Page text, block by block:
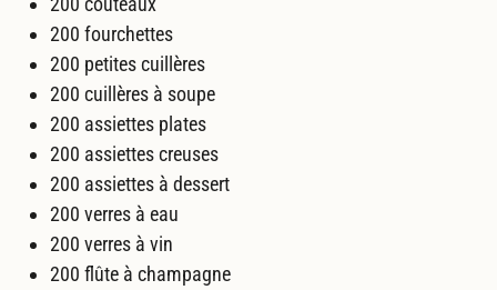
200 fourchettes
200 petites cuillères
200 cuillères à soupe
200 assiettes plates
200 assiettes creuses
200 assiettes à dessert
200 verres à eau
200 verres à vin
200 flûte à champagne